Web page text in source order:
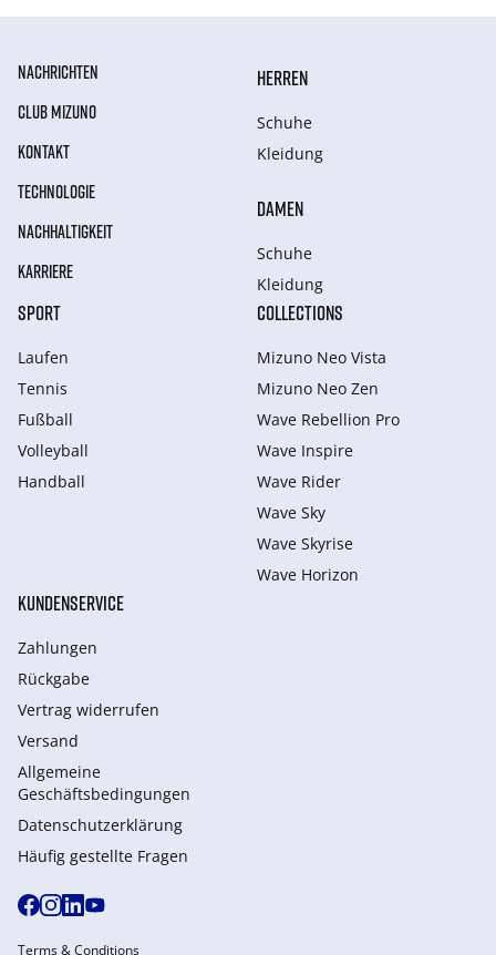
NACHRICHTEN
CLUB MIZUNO
KONTAKT
TECHNOLOGIE
NACHHALTIGKEIT
KARRIERE
HERREN
Schuhe
Kleidung
DAMEN
Schuhe
Kleidung
SPORT
Laufen
Tennis
Fußball
Volleyball
Handball
COLLECTIONS
Mizuno Neo Vista
Mizuno Neo Zen
Wave Rebellion Pro
Wave Inspire
Wave Rider
Wave Sky
Wave Skyrise
Wave Horizon
KUNDENSERVICE
Zahlungen
Rückgabe
Vertrag widerrufen
Versand
Allgemeine
Geschäftsbedingungen
Datenschutzerklärung
Häufig gestellte Fragen
Terms & Conditions